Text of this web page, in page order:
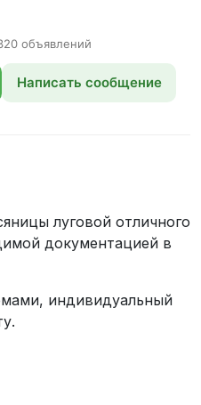
объявлений
Написать сообщение
луговой отличного
документацией в
индивидуальный